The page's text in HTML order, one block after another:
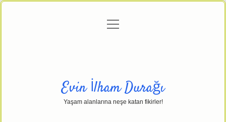
Gizlilik Politikası
menüyü
Evin İlham Durağı
Yaşam alanlarına neşe katan fikirler!